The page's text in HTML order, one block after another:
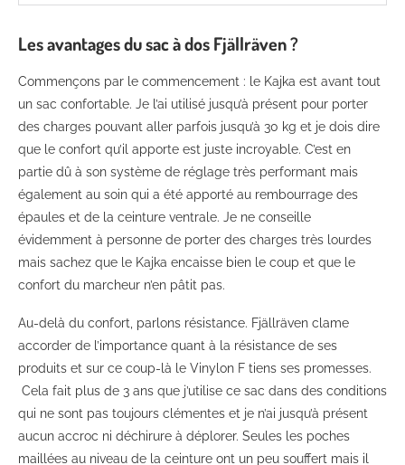
Les avantages du sac à dos Fjällräven ?
Commençons par le commencement : le Kajka est avant tout
un sac confortable. Je l’ai utilisé jusqu’à présent pour porter
des charges pouvant aller parfois jusqu’à 30 kg et je dois dire
que le confort qu’il apporte est juste incroyable. C’est en
partie dû à son système de réglage très performant mais
également au soin qui a été apporté au rembourrage des
épaules et de la ceinture ventrale. Je ne conseille
évidemment à personne de porter des charges très lourdes
mais sachez que le Kajka encaisse bien le coup et que le
confort du marcheur n’en pâtit pas.
Au-delà du confort, parlons résistance. Fjällräven clame
accorder de l’importance quant à la résistance de ses
produits et sur ce coup-là le Vinylon F tiens ses promesses.
Cela fait plus de 3 ans que j’utilise ce sac dans des conditions
qui ne sont pas toujours clémentes et je n’ai jusqu’à présent
aucun accroc ni déchirure à déplorer. Seules les poches
maillées au niveau de la ceinture ont un peu souffert mais il